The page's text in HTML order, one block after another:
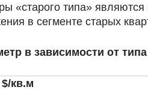
«старого типа»
в сегменте старых
в зависимости от
кв.м